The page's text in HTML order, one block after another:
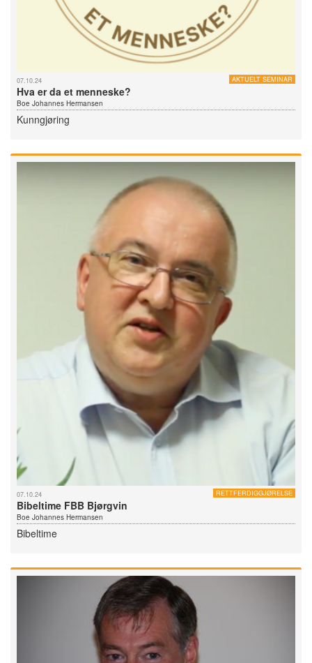
07.10.24 AKTUELT SEMINAR
Hva er da et menneske?
Boe Johannes Hermansen
Kunngjøring
07.10.24 RETTFERDIGGJØRELSE
Bibeltime FBB Bjørgvin
Boe Johannes Hermansen
Bibeltime